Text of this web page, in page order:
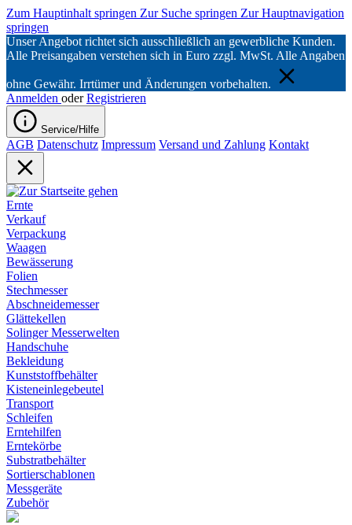
Zum Hauptinhalt springen Zur Suche springen Zur Hauptnavigation
springen
Unser Angebot richtet sich ausschließlich an gewerbliche Kunden.
Alle Preisangaben verstehen sich in Euro zzgl. MwSt. Alle Angaben
ohne Gewähr. Irrtümer und Änderungen vorbehalten.
Anmelden oder Registrieren
Service/Hilfe
AGB Datenschutz Impressum Versand und Zahlung Kontakt
Ernte
Verkauf
Verpackung
Waagen
Bewässerung
Folien
Stechmesser
Abschneidemesser
Glättekellen
Solinger Messerwelten
Handschuhe
Bekleidung
Kunststoffbehälter
Kisteneinlegebeutel
Transport
Schleifen
Erntehilfen
Erntekörbe
Substratbehälter
Sortierschablonen
Messgeräte
Zubehör